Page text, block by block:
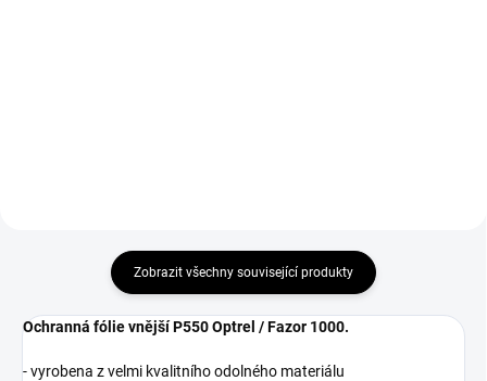
Zobrazit všechny související produkty
Ochranná fólie vnější P550 Optrel / Fazor 1000.
- vyrobena z velmi kvalitního odolného materiálu